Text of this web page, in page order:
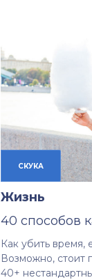
СКУКА
Жизнь
40 способов
Как убить время,
Возможно, стоит
40+